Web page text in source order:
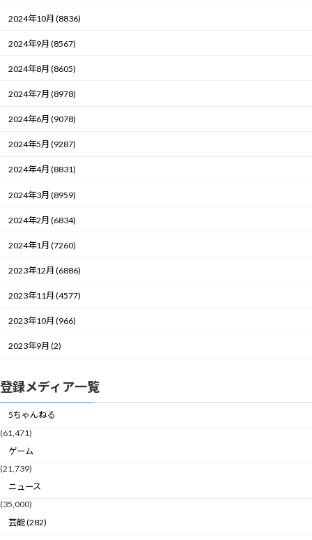
2024年10月 (8836)
2024年9月 (8567)
2024年8月 (8605)
2024年7月 (8978)
2024年6月 (9078)
2024年5月 (9287)
2024年4月 (8831)
2024年3月 (8959)
2024年2月 (6834)
2024年1月 (7260)
2023年12月 (6886)
2023年11月 (4577)
2023年10月 (966)
2023年9月 (2)
登録メディア一覧
5ちゃんねる
(61,471)
ゲーム
(21,739)
ニュース
(35,000)
芸能 (282)